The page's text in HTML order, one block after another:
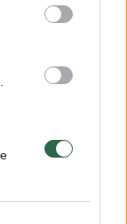
00:00:59
aplinkkelis:
sužalojo